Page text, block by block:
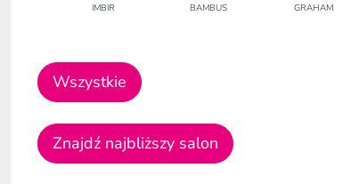
IMBIR BAMBUS GRAHAM
Wszystkie
Znajdź najbliższy salon